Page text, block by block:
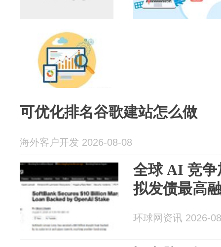
可优化排名谷歌建站怎么做
海外客户开发 2026-08-08
全球 AI 竞争
拟发债最高
环球网资讯 2026-